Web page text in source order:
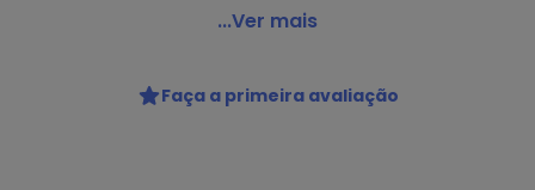
Box Kids - Tênis Infantil Box Kids - Bk1709 - Verde
GRUPO DE IDADE : Infant
MATERIAL DO SAPATO : Sintético
...Ver mais
Faça a primeira avaliação